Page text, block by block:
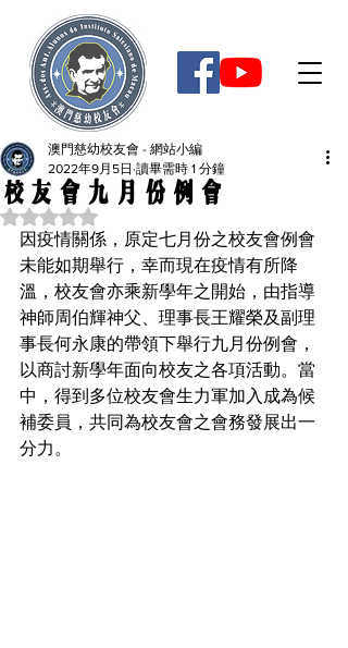
校友會九月份例會
澳門慈幼校友會 - 網站小編
2022年9月5日 讀畢需時 1 分鐘
評等為 NaN（最高為 5 顆星）。
因疫情關係，原定七月份之校友會例會
未能如期舉行，幸而現在疫情有所降
溫，校友會亦乘新學年之開始，由指導
神師周伯輝神父、理事長王耀榮及副理
事長何永康的帶領下舉行九月份例會，
以商討新學年面向校友之各項活動。當
中，得到多位校友會生力軍加入成為候
補委員，共同為校友會之會務發展出一
分力。